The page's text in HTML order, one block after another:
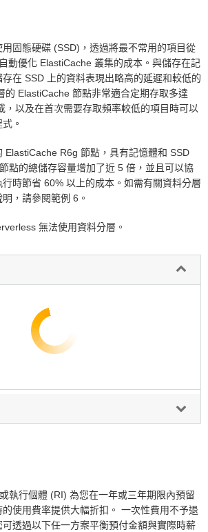
用固態硬碟 (SSD)，透過將最不常用的項目從
動優化 ElastiCache 叢集的成本。與儲存在記
在 SSD 上的資料表現出略高的延遲和較低的
的 ElastiCache 節點非常適合定期存取多達
，以及在首次需要存取頻率較低的項目時可以
。
ElastiCache R6g 節點，具有記憶體和 SSD
點的總儲存容量增加了近 5 倍，並且可以協
時節省 60% 以上的成本。如需有關資料分層
，請參閱範例 6。
無法使用資料分層。
執行個體 (RI) 為您在一年或三年期限內預留
使用費率提供大幅折扣。 一次性費用不予退
透過以下任一方案平衡預付金額與實際時薪